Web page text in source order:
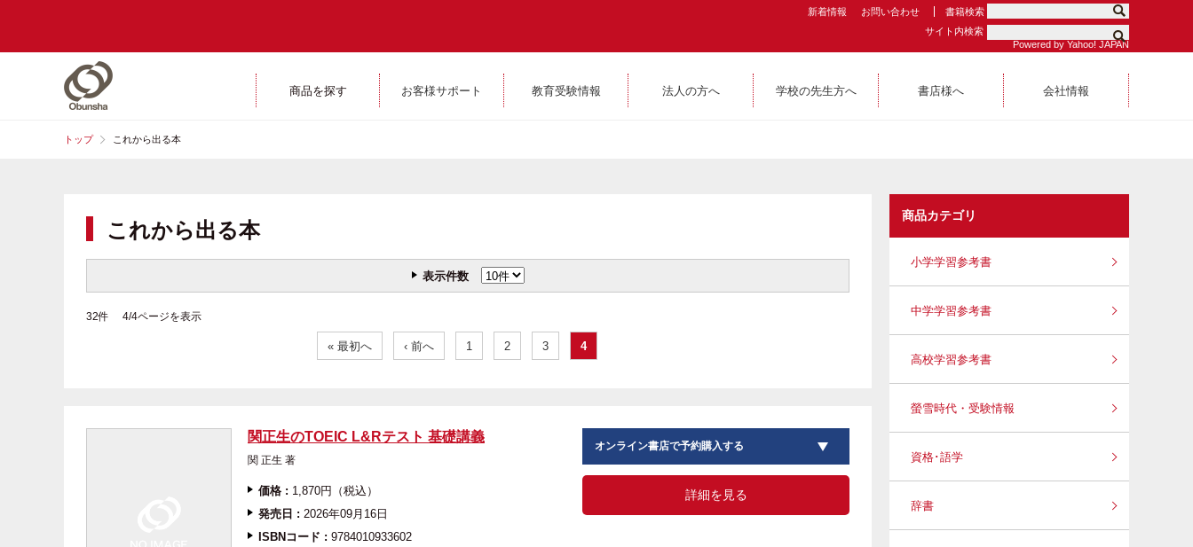
新着情報 お問い合わせ
書籍検索
サイト内検索
Powered by Yahoo! JAPAN
商品を探す お客様サポート 教育受験情報 法人の方へ 学校の先生方へ 書店様へ 会社情報
トップ これから出る本
これから出る本
表示件数
32件 4/4ページを表示
« 最初へ ‹ 前へ 1 2 3 4
関正生のTOEIC L&Rテスト 基礎講義
関 正生 著
価格 : 1,870円（税込）
発売日 : 2026年09月16日
ISBNコード : 9784010933602
オンライン書店で予約購入する
詳細を見る
商品カテゴリ
小学学習参考書
中学学習参考書
高校学習参考書
螢雪時代・受験情報
資格･語学
辞書